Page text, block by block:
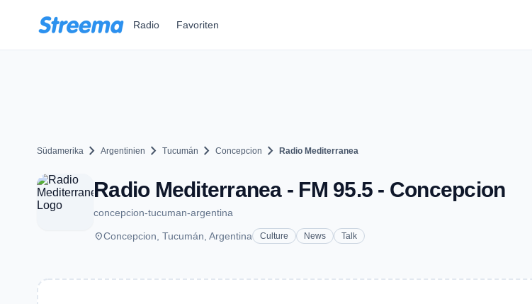
Radio Favoriten
Südamerika chevron_right Argentinien chevron_right Tucumán chevron_right Concepcion chevron_right Radio Mediterranea
Radio Mediterranea - FM 95.5 - Concepcion
concepcion-tucuman-argentina
placeConcepcion, Tucumán, Argentina Culture News Talk